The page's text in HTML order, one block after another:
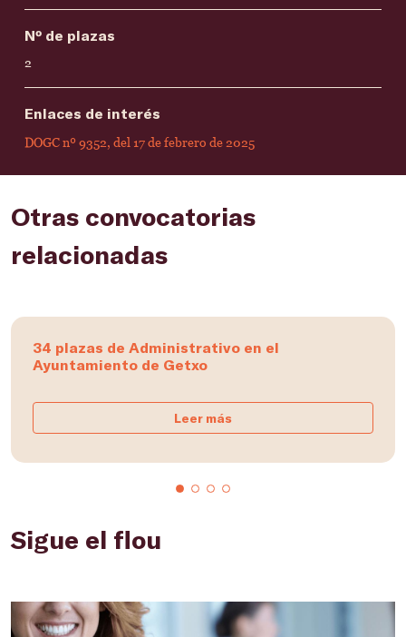
Nº de plazas
2
Enlaces de interés
DOGC nº 9352, del 17 de febrero de 2025
Otras convocatorias
relacionadas
34 plazas de Administrativo en el
Ayuntamiento de Getxo
Leer más
Sigue el flou